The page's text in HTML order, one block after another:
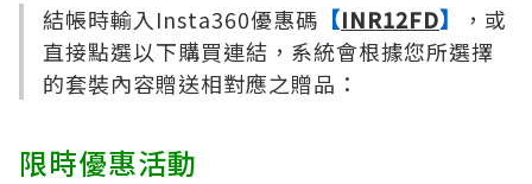
結帳時輸入Insta360優惠碼 【INR12FD】
，或
直接點選以下購買連結，系統會根據您所選擇
的套裝內容贈送相對應之贈品：
限時優惠活動